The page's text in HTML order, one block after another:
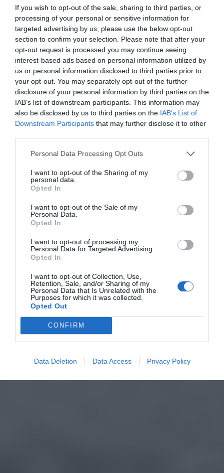
If you wish to opt-out of the sale, sharing to third parties, or
processing of your personal or sensitive information for
targeted advertising by us, please use the below opt-out
section to confirm your selection. Please note that after your
opt-out request is processed you may continue seeing
interest-based ads based on personal information utilized by
us or personal information disclosed to third parties prior to
your opt-out. You may separately opt-out of the further
disclosure of your personal information by third parties on the
IAB’s list of downstream participants. This information may
also be disclosed by us to third parties on the IAB’s List of
Downstream Participants that may further disclose it to other
Personal Data Processing Opt Outs
I want to opt-out of the Sharing of my
personal data.
Opted In
I want to opt-out of the Sale of my
Personal Data.
Opted In
I want to opt-out of processing my
Personal Data for Targeted Advertising.
Opted In
I want to opt-out of Collection, Use,
Retention, Sale, and/or Sharing of my
Personal Data that Is Unrelated with the
Purposes for which it was collected.
Opted Out
CONFIRM
Data Deletion Data Access Privacy Policy